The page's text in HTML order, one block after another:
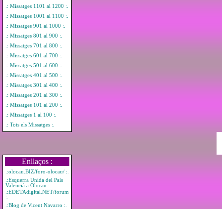
.: Missatges 1101 al 1200 :.
.: Missatges 1001 al 1100 :.
.: Missatges 901 al 1000 :.
.: Missatges 801 al 900 :.
.: Missatges 701 al 800 :.
.: Missatges 601 al 700 :.
.: Missatges 501 al 600 :.
.: Missatges 401 al 500 :.
.: Missatges 301 al 400 :.
.: Missatges 201 al 300 :.
.: Missatges 101 al 200 :.
.: Missatges 1 al 100 :.
.: Tots els Missatges :.
Enllaços :
.:olocau.BIZ/foro-olocau/ :.
.:Esquerra Unida del País
Valencià a Olocau :.
.:EDETAdigital.NET/forum
:.
.:Blog de Vicent Navarro :.